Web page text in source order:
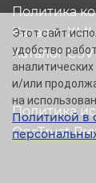
Политика
Каталог XML
Каталог CSV
Политика
OneTrust
Этот сайт
удобство
и/или
на
Политикой в